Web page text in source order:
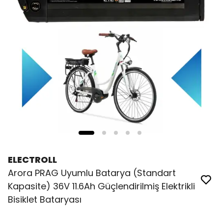
ELECTROLL
Arora PRAG Uyumlu Batarya (Standart
Kapasite) 36V 11.6Ah Güçlendirilmiş Elektrikli
Bisiklet Bataryası